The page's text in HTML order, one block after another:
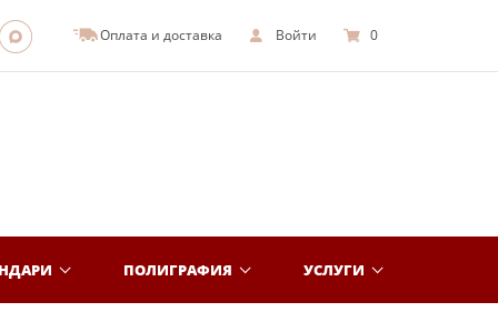
Оплата и доставка Войти 0
ПОЛИГРАФИЯ УСЛУГИ